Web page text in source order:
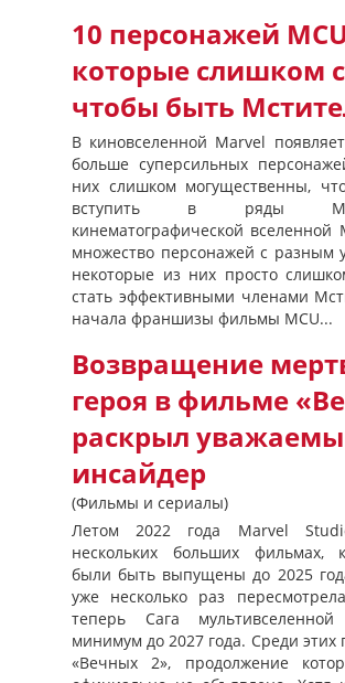
10 персонажей
которые слишком
чтобы быть
В киновселенной Marvel
больше суперсильных
них слишком могущественны,
вступить в ряды
кинематографической вселенной
множество персонажей с разным
некоторые из них просто
стать эффективными членами
начала франшизы фильмы MCU...
Возвращение
героя в фильме
раскрыл
инсайдер
(Фильмы и сериалы)
Летом 2022 года Marvel
нескольких больших фильмах,
были быть выпущены до 2025
уже несколько раз
теперь Сага
минимум до 2027 года. Среди этих
«Вечных 2», продолжение